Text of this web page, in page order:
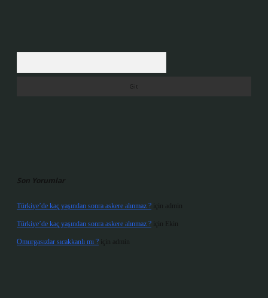
Son Yorumlar
Türkiye’de kaç yaşından sonra askere alınmaz ? için admin
Türkiye’de kaç yaşından sonra askere alınmaz ? için Ekin
Omurgasızlar sıcakkanlı mı ? için admin